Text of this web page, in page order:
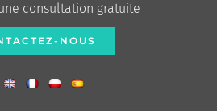
consultation gratuite
NOUS